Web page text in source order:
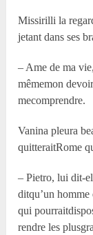
Missirilli la
jetant dans ses
– Ame de ma
mêmemon
mecomprendre.
Vanina pleura
quitteraitRome
– Pietro, lui dit-
ditqu’un
qui
rendre les